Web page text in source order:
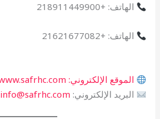
الهاتف: +218911449900
الهاتف: +21621677082
الموقع الإلكتروني: www.safrhc.com
البريد الإلكتروني: info@safrhc.com